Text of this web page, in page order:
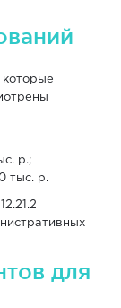
которые
р.;
тыс. р.
для